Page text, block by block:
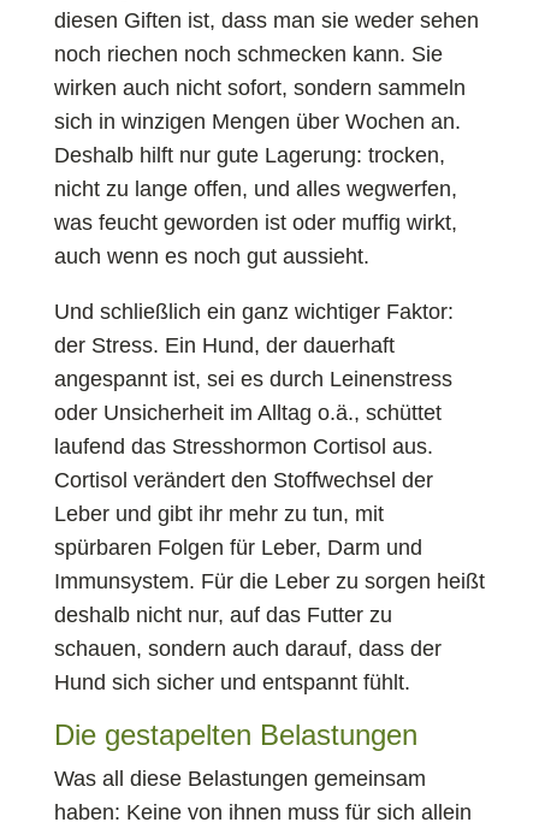
diesen Giften ist, dass man sie weder sehen
noch riechen noch schmecken kann. Sie
wirken auch nicht sofort, sondern sammeln
sich in winzigen Mengen über Wochen an.
Deshalb hilft nur gute Lagerung: trocken,
nicht zu lange offen, und alles wegwerfen,
was feucht geworden ist oder muffig wirkt,
auch wenn es noch gut aussieht.
Und schließlich ein ganz wichtiger Faktor:
der Stress. Ein Hund, der dauerhaft
angespannt ist, sei es durch Leinenstress
oder Unsicherheit im Alltag o.ä., schüttet
laufend das Stresshormon Cortisol aus.
Cortisol verändert den Stoffwechsel der
Leber und gibt ihr mehr zu tun, mit
spürbaren Folgen für Leber, Darm und
Immunsystem. Für die Leber zu sorgen heißt
deshalb nicht nur, auf das Futter zu
schauen, sondern auch darauf, dass der
Hund sich sicher und entspannt fühlt.
Die gestapelten Belastungen
Was all diese Belastungen gemeinsam
haben: Keine von ihnen muss für sich allein